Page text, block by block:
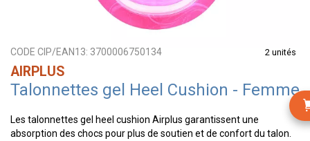
CODE CIP/EAN13: 3700006750134 2 unités
AIRPLUS
Talonnettes gel Heel Cushion - Femme
Les talonnettes gel heel cushion Airplus garantissent une
absorption des chocs pour plus de soutien et de confort du talon.